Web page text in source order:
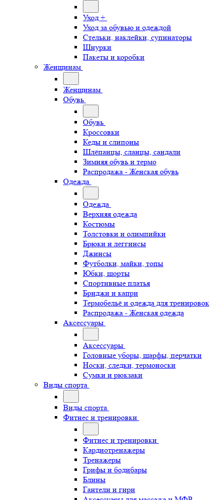
Уход +
Уход за обувью и одеждой
Стельки, наклейки, супинаторы
Шнурки
Пакеты и коробки
Женщинам
Женщинам
Обувь
Обувь
Кроссовки
Кеды и слипоны
Шлёпанцы, сланцы, сандали
Зимняя обувь и термо
Распродажа - Женская обувь
Одежда
Одежда
Верхняя одежда
Костюмы
Толстовки и олимпийки
Брюки и леггинсы
Джинсы
Футболки, майки, топы
Юбки, шорты
Спортивные платья
Бриджи и капри
Термобельё и одежда для тренировок
Распродажа - Женская одежда
Аксессуары
Аксессуары
Головные уборы, шарфы, перчатки
Носки, следки, термоноски
Сумки и рюкзаки
Виды спорта
Виды спорта
Фитнес и тренировки
Фитнес и тренировки
Кардиотренажеры
Тренажеры
Грифы и бодибары
Блины
Гантели и гири